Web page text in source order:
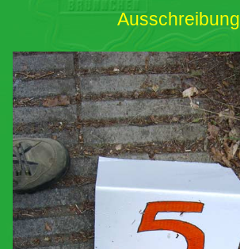
Ausschreibung